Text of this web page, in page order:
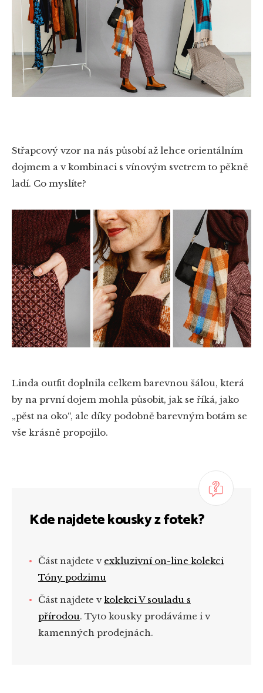
Střapcový vzor na nás působí až lehce orientálním
dojmem a v kombinaci s vínovým svetrem to pěkně
ladí. Co myslíte?
Linda outfit doplnila celkem barevnou šálou, která
by na první dojem mohla působit, jak se říká, jako
„pěst na oko“, ale díky podobně barevným botám se
vše krásně propojilo.
Kde najdete kousky z fotek?
Část najdete v exkluzivní on-line kolekci
Tóny podzimu
Část najdete v kolekci V souladu s
přírodou. Tyto kousky prodáváme i v
kamenných prodejnách.